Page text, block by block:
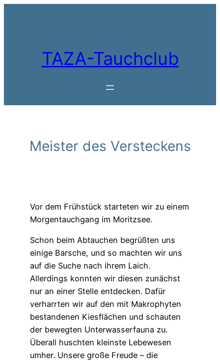
TAZA-Tauchclub
Meister des Versteckens
Vor dem Frühstück starteten wir zu einem
Morgentauchgang im Moritzsee.
Schon beim Abtauchen begrüßten uns
einige Barsche, und so machten wir uns
auf die Suche nach ihrem Laich.
Allerdings konnten wir diesen zunächst
nur an einer Stelle entdecken. Dafür
verharrten wir auf den mit Makrophyten
bestandenen Kiesflächen und schauten
der bewegten Unterwasserfauna zu.
Überall huschten kleinste Lebewesen
umher. Unsere große Freude – die